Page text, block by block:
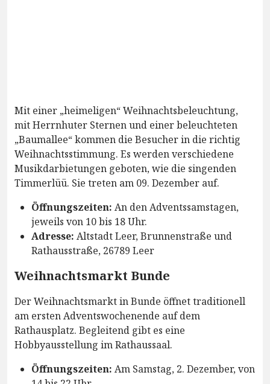
Mit einer „heimeligen“ Weihnachtsbeleuchtung,
mit Herrnhuter Sternen und einer beleuchteten
„Baumallee“ kommen die Besucher in die richtig
Weihnachtsstimmung. Es werden verschiedene
Musikdarbietungen geboten, wie die singenden
Timmerlüü. Sie treten am 09. Dezember auf.
Öffnungszeiten: An den Adventssamstagen,
jeweils von 10 bis 18 Uhr.
Adresse: Altstadt Leer, Brunnenstraße und
Rathausstraße, 26789 Leer
Weihnachtsmarkt Bunde
Der Weihnachtsmarkt in Bunde öffnet traditionell
am ersten Adventswochenende auf dem
Rathausplatz. Begleitend gibt es eine
Hobbyausstellung im Rathaussaal.
Öffnungszeiten: Am Samstag, 2. Dezember, von